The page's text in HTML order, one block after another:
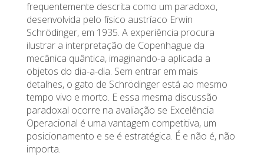
frequentemente descrita como um paradoxo,
desenvolvida pelo físico austríaco Erwin
Schrödinger, em 1935. A experiência procura
ilustrar a interpretação de Copenhague da
mecânica quântica, imaginando-a aplicada a
objetos do dia-a-dia. Sem entrar em mais
detalhes, o gato de Schrödinger está ao mesmo
tempo vivo e morto. E essa mesma discussão
paradoxal ocorre na avaliação se Excelência
Operacional é uma vantagem competitiva, um
posicionamento e se é estratégica. É e não é, não
importa.